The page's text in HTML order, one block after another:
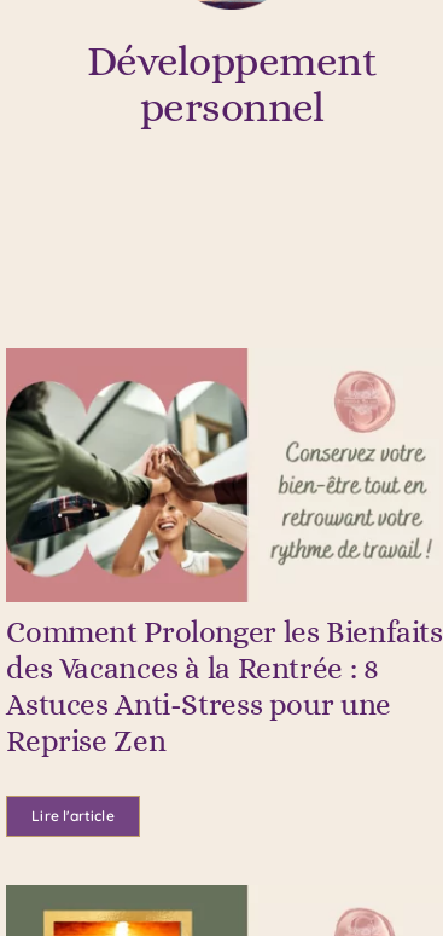
Développement
personnel
Comment Prolonger les Bienfaits
des Vacances à la Rentrée : 8
Astuces Anti-Stress pour une
Reprise Zen
Lire l'article